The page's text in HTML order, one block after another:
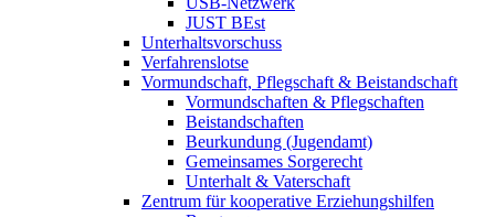
JUST BEst
Unterhaltsvorschuss
Verfahrenslotse
Vormundschaft, Pflegschaft & Beistandschaft
Vormundschaften & Pflegschaften
Beistandschaften
Beurkundung (Jugendamt)
Gemeinsames Sorgerecht
Unterhalt & Vaterschaft
Zentrum für kooperative Erziehungshilfen